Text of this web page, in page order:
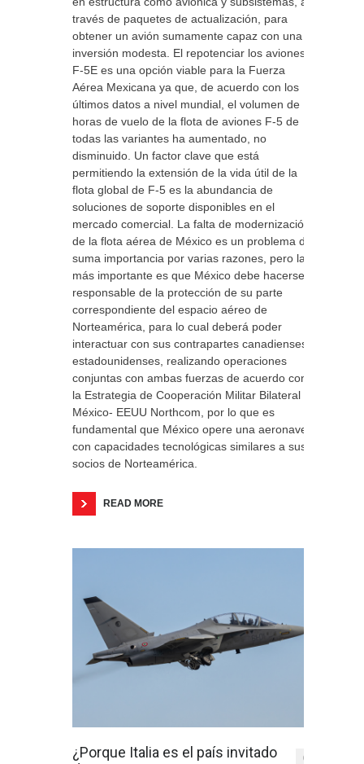
través de paquetes de actualización, para
obtener un avión sumamente capaz con una
inversión modesta. El repotenciar los aviones
F-5E es una opción viable para la Fuerza
Aérea Mexicana ya que, de acuerdo con los
últimos datos a nivel mundial, el volumen de
horas de vuelo de la flota de aviones F-5 de
todas las variantes ha aumentado, no
disminuido. Un factor clave que está
permitiendo la extensión de la vida útil de la
flota global de F-5 es la abundancia de
soluciones de soporte disponibles en el
mercado comercial. La falta de modernización
de la flota aérea de México es un problema de
suma importancia por varias razones, pero la
más importante es que México debe hacerse
responsable de la protección de su parte
correspondiente del espacio aéreo de
Norteamérica, para lo cual deberá poder
interactuar con sus contrapartes canadienses y
estadounidenses, realizando operaciones
conjuntas con ambas fuerzas de acuerdo con
la Estrategia de Cooperación Militar Bilateral
México- EEUU Northcom, por lo que es
fundamental que México opere una aeronave
con capacidades tecnológicas similares a sus
socios de Norteamérica.
READ MORE
¿Porque Italia es el país invitado
0